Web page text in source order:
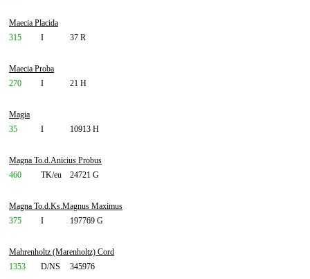
Maecia Placida
315
I 37 R
Maecia Proba
270
I 21 H
Magia
35
I 10913 H
Magna To.d.Anicius Probus
460
TK/eu 24721 G
Magna To.d.Ks.Magnus Maximus
375
I 197769 G
Mahrenholtz (Marenholtz) Cord
1353
D/NS 345976